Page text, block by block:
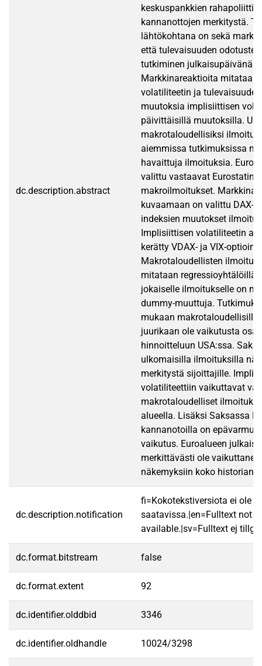
dc.description.abstract
keskuspankkien
kannanottojen merkitystä.
lähtökohtana on sekä
että tulevaisuuden
tutkiminen julkaisupäivänä.
Markkinareaktioita mitataan
volatiliteetin ja
muutoksia implisiittisen
päivittäisillä muutoksilla.
makrotaloudellisiksi
aiemmissa tutkimuksissa
havaittuja ilmoituksia.
valittu vastaavat Eurostatin
makroilmoitukset.
kuvaamaan on valittu DAX-
indeksien muutokset
Implisiittisen volatiliteetin
kerätty VDAX- ja VIX-
Makrotaloudellisten
mitataan regressioyhtälöillä,
jokaiselle ilmoitukselle on
dummy-muuttuja.
mukaan
juurikaan ole vaikutusta
hinnoitteluun USA:ssa.
ulkomaisilla ilmoituksilla
merkitystä sijoittajille.
volatiliteettiin vaikuttavat
makrotaloudelliset
alueella. Lisäksi Saksassa
kannanotoilla on
vaikutus. Euroalueen
merkittävästi ole
näkemyksiin koko
dc.description.notification
fi=Kokotekstiversiota ei ole
saatavissa.|en=Fulltext not
available.|sv=Fulltext ej
dc.format.bitstream false
dc.format.extent 92
dc.identifier.olddbid 3346
dc.identifier.oldhandle 10024/3298